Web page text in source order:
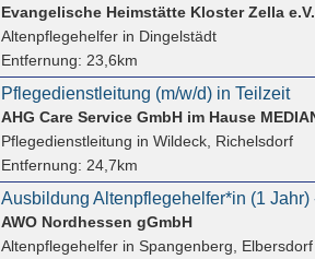
Evangelische Heimstätte Kloster Zella e.V.
Altenpflegehelferin Dingelstädt
Entfernung: 23,6km
Pflegedienstleitung (m/w/d) in Teilzeit
Pflegedienstleitung in Wildeck, Richelsdorf
Entfernung: 24,7km
AWO Nordhessen gGmbH
Altenpflegehelferin Spangenberg, Elbersdorf